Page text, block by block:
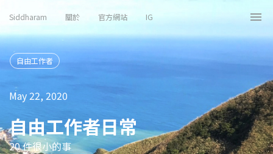
Siddharam 關於 官方網站 IG
自由工作者
May 22, 2020
自由工作者日常
20 件很小的事